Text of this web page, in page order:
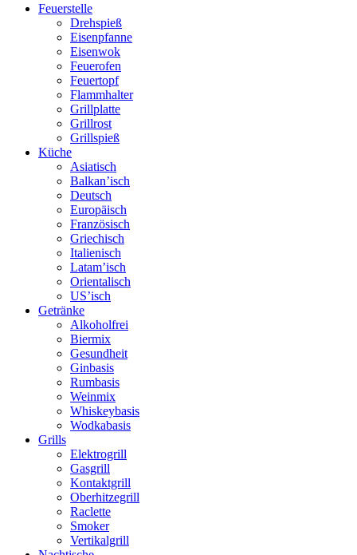
Feuerstelle
Drehspieß
Eisenpfanne
Eisenwok
Feuerofen
Feuertopf
Flammhalter
Grillplatte
Grillrost
Grillspieß
Küche
Asiatisch
Balkan’isch
Deutsch
Europäisch
Französisch
Griechisch
Italienisch
Latam’isch
Orientalisch
US’isch
Getränke
Alkoholfrei
Biermix
Gesundheit
Ginbasis
Rumbasis
Weinmix
Whiskeybasis
Wodkabasis
Grills
Elektrogrill
Gasgrill
Kontaktgrill
Oberhitzegrill
Raclette
Smoker
Vertikalgrill